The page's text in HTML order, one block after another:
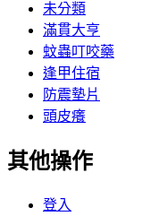
未分類
滿貫大亨
蚊蟲叮咬藥
逢甲住宿
防震墊片
頭皮癢
其他操作
登入